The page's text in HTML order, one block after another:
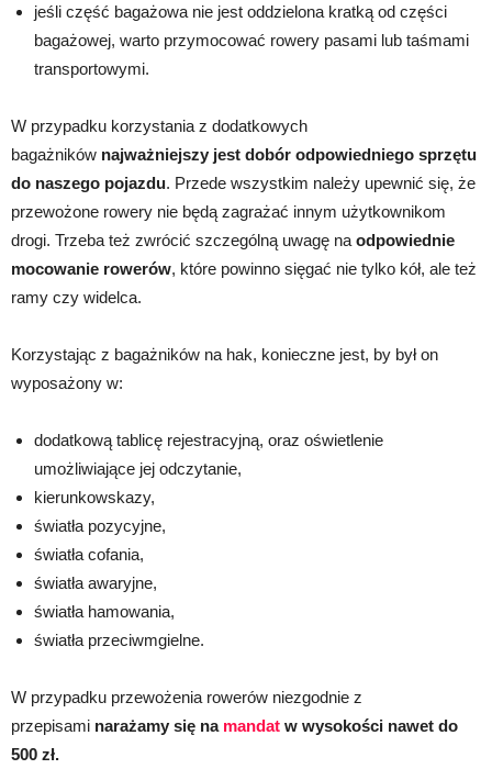
jeśli część bagażowa nie jest oddzielona kratką od części
bagażowej, warto przymocować rowery pasami lub taśmami
transportowymi.
W przypadku korzystania z dodatkowych
bagażników najważniejszy jest dobór odpowiedniego sprzętu
do naszego pojazdu. Przede wszystkim należy upewnić się, że
przewożone rowery nie będą zagrażać innym użytkownikom
drogi. Trzeba też zwrócić szczególną uwagę na odpowiednie
mocowanie rowerów, które powinno sięgać nie tylko kół, ale też
ramy czy widelca.
Korzystając z bagażników na hak, konieczne jest, by był on
wyposażony w:
dodatkową tablicę rejestracyjną, oraz oświetlenie
umożliwiające jej odczytanie,
kierunkowskazy,
światła pozycyjne,
światła cofania,
światła awaryjne,
światła hamowania,
światła przeciwmgielne.
W przypadku przewożenia rowerów niezgodnie z
przepisami narażamy się na mandat w wysokości nawet do
500 zł.